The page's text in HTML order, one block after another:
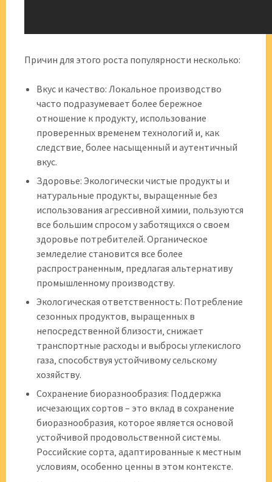
Причин для этого роста популярности несколько:
Вкус и качество: Локальное производство
часто подразумевает более бережное
отношение к продукту‚ использование
проверенных временем технологий и‚ как
следствие‚ более насыщенный и аутентичный
вкус.
Здоровье: Экологически чистые продукты и
натуральные продукты‚ выращенные без
использования агрессивной химии‚ пользуются
все большим спросом у заботящихся о своем
здоровье потребителей. Органическое
земледелие становится все более
распространенным‚ предлагая альтернативу
промышленному производству.
Экологическая ответственность: Потребление
сезонных продуктов‚ выращенных в
непосредственной близости‚ снижает
транспортные расходы и выбросы углекислого
газа‚ способствуя устойчивому сельскому
хозяйству.
Сохранение биоразнообразия: Поддержка
исчезающих сортов – это вклад в сохранение
биоразнообразия‚ которое является основой
устойчивой продовольственной системы.
Российские сорта‚ адаптированные к местным
условиям‚ особенно ценны в этом контексте.